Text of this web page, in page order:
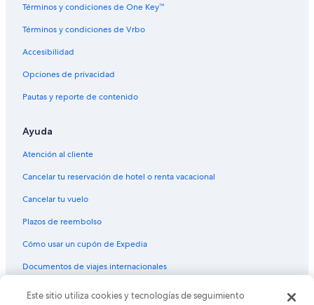
Términos y condiciones de One Key™
Términos y condiciones de Vrbo
Accesibilidad
Opciones de privacidad
Pautas y reporte de contenido
Ayuda
Atención al cliente
Cancelar tu reservación de hotel o renta vacacional
Cancelar tu vuelo
Plazos de reembolso
Cómo usar un cupón de Expedia
Documentos de viajes internacionales
© 2026 Expedia, Inc., una empresa de Expedia Group. Todos los
Este sitio utiliza cookies y tecnologías de seguimiento